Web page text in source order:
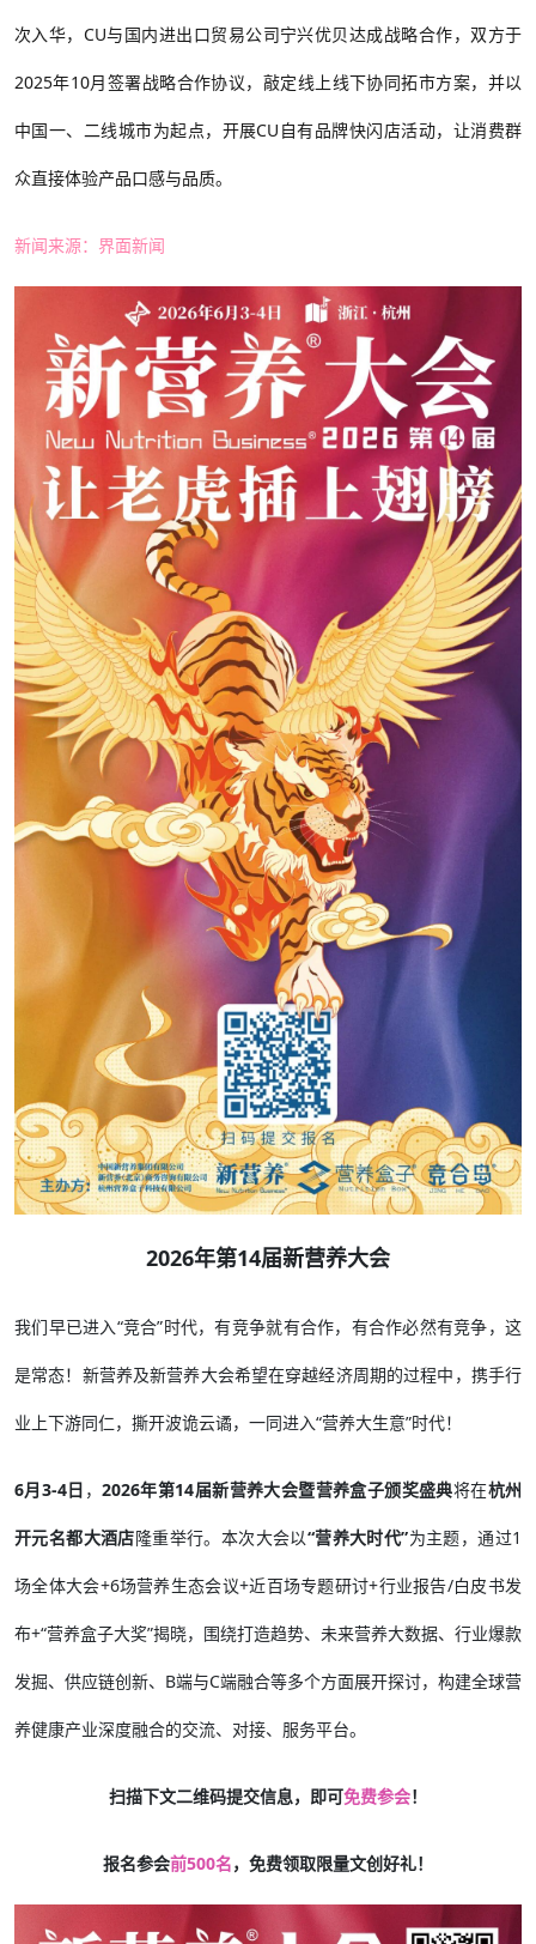
次入华， CU与国内进出口贸易公司宁兴优贝达成战略合作，双方于
2025年10月签署战略合作协议，敲定线上线下协同拓市方案，并以
中国一、二线城市为起点，开展CU自有品牌快闪店活动，让消费群
众直接体验产品口感与品质。
新闻来源：界面新闻
2026年第14届新营养大会
我们早已进入“竞合”时代，有竞争就有合作，有合作必然有竞争，这
是常态！新营养及新营养大会希望在穿越经济周期的过程中，携手行
业上下游同仁，撕开波诡云谲，一同进入“营养大生意”时代！
6月3-4日 ，2026年第14届新营养大会暨营养盒子颁奖盛典将在杭州
开元名都大酒店隆重举行。本次大会以“营养大时代”为主题，通过1
场全体大会+6场营养生态会议+近百场专题研讨+行业报告/白皮书发
布+“营养盒子大奖”揭晓，围绕打造趋势、未来营养大数据、行业爆款
发掘、供应链创新、B端与C端融合等多个方面展开探讨，构建全球营
养健康产业深度融合的交流、对接、服务平台。
扫描下文二维码提交信息，即可免费参会！
报名参会前500名，免费领取限量文创好礼！